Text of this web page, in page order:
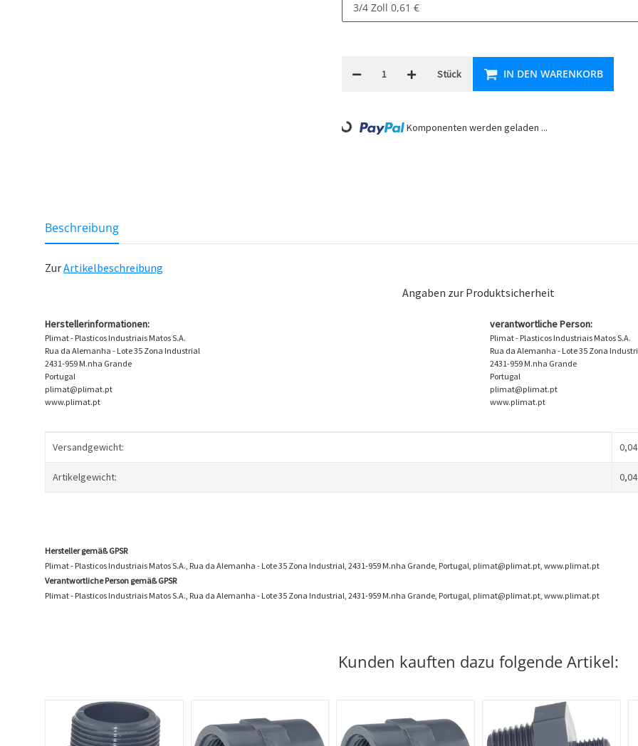
3/4 Zoll 0,61 €
Stück IN DEN WARENKORB
Loading... Komponenten werden geladen ...
weitere Registerkarten anzeigen
Beschreibung
ZurArtikelbeschreibung
Angaben zur Produktsicherheit
Herstellerinformationen:
Plimat - Plasticos Industriais Matos S.A.
Rua da Alemanha - Lote 35 Zona Industrial
2431-959 M.nha Grande
Portugal
plimat@plimat.pt
www.plimat.pt
verantwortliche Person:
Plimat - Plasticos Industriais Matos S.A.
Rua da Alemanha - Lote 35 Zona
2431-959 M.nha Grande
Portugal
plimat@plimat.pt
www.plimat.pt
Produkteigenschaft
Wert
Versandgewicht:
Artikelgewicht: 0,04
Hersteller gemäß GPSR
Plimat - Plasticos Industriais Matos S.A., Rua da Alemanha - Lote 35 Zona Industrial, 2431-959 M.nha Grande, Portugal, plimat@plimat.pt, www.plimat.pt
Verantwortliche Person gemäß GPSR
Plimat - Plasticos Industriais Matos S.A., Rua da Alemanha - Lote 35 Zona Industrial, 2431-959 M.nha Grande, Portugal, plimat@plimat.pt, www.plimat.pt
Kunden kauften dazu folgende Artikel: